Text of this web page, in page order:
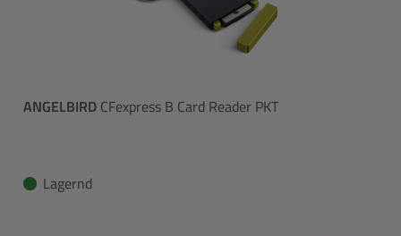
ANGELBIRD CFexpress B Card Reader PKT
Lagernd